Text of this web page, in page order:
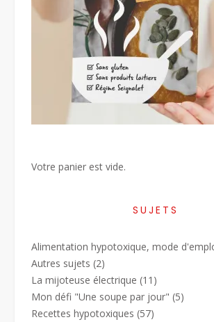
Votre panier est vide.
SUJETS
Alimentation hypotoxique, mode
Autres sujets (2)
La mijoteuse électrique (11)
Mon défi "Une soupe par jour" (5)
Recettes hypotoxiques (57)